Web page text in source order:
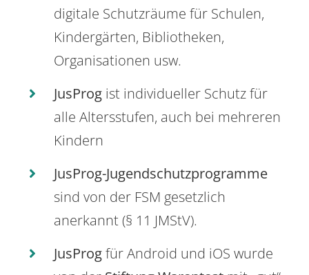
digitale Schutzräume für Schulen,
Kindergärten, Bibliotheken,
Organisationen usw.
JusProg ist individueller Schutz für
alle Altersstufen, auch bei mehreren
Kindern
JusProg-Jugendschutzprogramme
sind von der FSM gesetzlich
anerkannt (§ 11 JMStV).
JusProgfür Android und iOS wurde